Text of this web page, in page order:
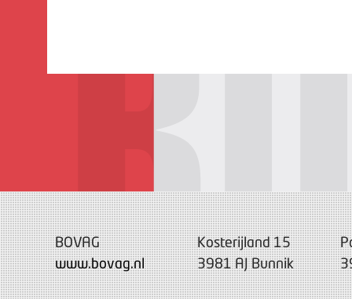
BOVAG
www.bovag.nl
Kosterijland 15
3981 AJ Bunnik